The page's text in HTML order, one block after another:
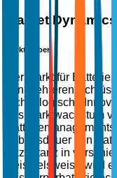
Market Dynamics
Markttreiber
Der Markt für
von mehreren
technologische
das Marktwachstum
Lebensdauer von
Akzeptanz in
Beispielsweise wird